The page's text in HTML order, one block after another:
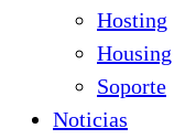
Hosting
Housing
Soporte
Noticias